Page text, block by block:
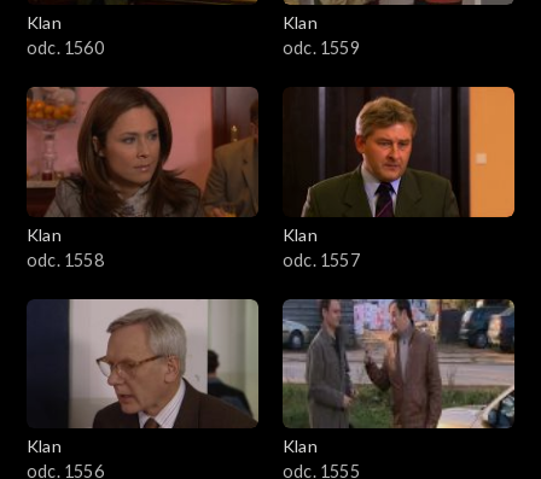
Klan
odc. 1560
Klan
odc. 1559
Klan
odc. 1558
Klan
odc. 1557
Klan
odc. 1556
Klan
odc. 1555